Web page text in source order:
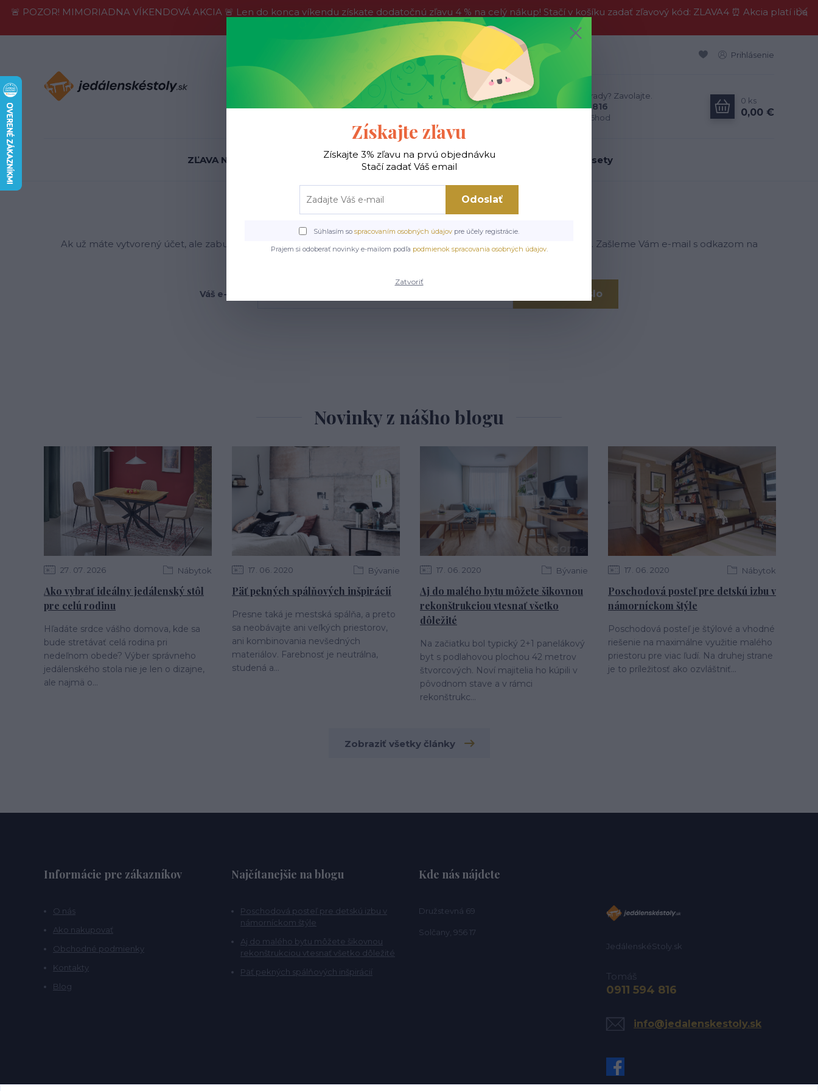
🚨 POZOR! MIMORIADNA VÍKENDOVÁ AKCIA 🚨 Len do konca víkendu získate dodatočnú zľavu 4 % na celý nákup! Stačí v košíku zadať zľavový kód: ZLAVA4 ⏰ Akcia platí iba
do nedele, tak neváhajte a nakúpte výhodnejšie ešte dnes!
Prihlásenie
Hľadať
Neviete si rady? Zavolajte.
0911 594 816
Po-Pia, 9-16hod
0 ks
0,00 €
ZĽAVA NA SKLADE ! Jedálenské stoly Jedálenské stoličky Jedálenské sety
Zabudnuté heslo
Ak už máte vytvorený účet, ale zabudli ste svoje heslo, zadajte svoju e-mailovú adresu, ktorú ste uviedli pri registrácii. Zašleme Vám e-mail s odkazom na
Váš e-mail: Obnoviť heslo
Novinky z nášho blogu
27 07 2026 Nábytok
Ako vybrať ideálny jedálenský stôl
pre celú rodinu
Hľadáte srdce vášho domova, kde sa
bude stretávať celá rodina pri
nedeľnom obede? Výber správneho
jedálenského stola nie je len o dizajne,
ale najmä o...
17 06 2020 Bývanie
Päť pekných spálňových inšpirácií
Presne taká je mestská spálňa, a preto
sa neobávajte ani veľkých priestorov,
ani kombinovania nevšedných
materiálov. Farebnosť je neutrálna,
studená a...
17 06 2020 Bývanie
Aj do malého bytu môžete šikovnou
rekonštrukciou vtesnať všetko
dôležité
Na začiatku bol typický 2+1 panelákový
byt s podlahovou plochou 42 metrov
štvorcových. Noví majitelia ho kúpili v
pôvodnom stave a v rámci
rekonštrukc...
17 06 2020 Nábytok
Poschodová posteľ pre detskú izbu v
námorníckom štýle
Poschodová posteľ je štýlové a vhodné
riešenie na maximálne využitie malého
priestoru pre viac ľudí. Na druhej strane
je to príležitosť ako ozvláštniť...
Zobraziť všetky články
Informácie pre zákazníkov
O nás
Ako nakupovať
Obchodné podmienky
Kontakty
Blog
Najčítanejšie na blogu
Poschodová posteľ pre detskú izbu v
námorníckom štýle
Aj do malého bytu môžete šikovnou
rekonštrukciou vtesnať všetko dôležité
Päť pekných spálňových inšpirácií
Kde nás nájdete
Družstevná 69
Solčany, 956 17
JedálenskéStoly.sk
Tomáš
0911 594 816
info@jedalenskestoly.sk
Získajte zľavu
Získajte 3% zľavu na prvú objednávku
Stačí zadať Váš email
Odoslať
Súhlasím so spracovaním osobných údajov pre účely registrácie.
Prajem si odoberať novinky e-mailom podľa podmienok spracovania osobných údajov.
Zatvoriť